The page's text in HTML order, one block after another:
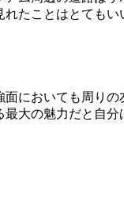
たことはとてもい
においても周り
大の魅力だと自